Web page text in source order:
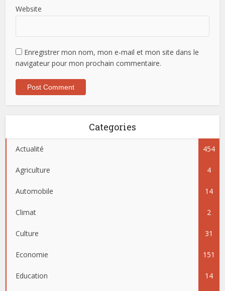
Website
Enregistrer mon nom, mon e-mail et mon site dans le
navigateur pour mon prochain commentaire.
Categories
Actualité 454
Agriculture 4
Automobile 14
Climat 2
Culture 31
Economie 151
Education 14